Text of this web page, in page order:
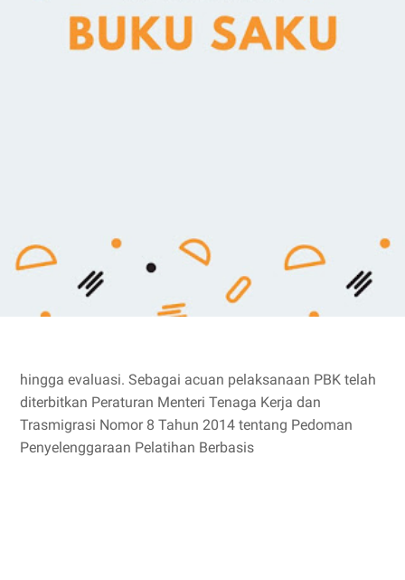
hingga evaluasi. Sebagai acuan pelaksanaan PBK telah
diterbitkan Peraturan Menteri Tenaga Kerja dan
Trasmigrasi Nomor 8 Tahun 2014 tentang Pedoman
Penyelenggaraan Pelatihan Berbasis